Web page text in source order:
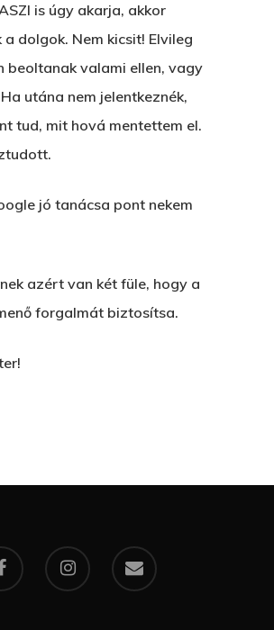
is úgy akarja, akkor
a dolgok. Nem kicsit! Elvileg
beoltanak valami ellen, vagy
utána nem jelentkeznék,
tud, mit hová mentettem el.
jó tanácsa pont nekem
azért van két füle, hogy a
forgalmát biztosítsa.